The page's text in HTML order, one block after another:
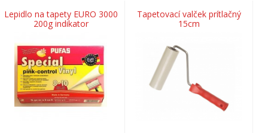
Lepidlo na tapety EURO 3000
200g indikator
Tapetovací valček prítlačný
15cm